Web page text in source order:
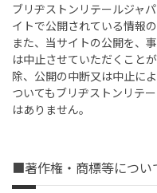
ブリヂストンリテールジャ
イトで公開されている情報
また、当サイトの公開を、
は中止させていただくこと
除、公開の中断又は中止に
ついてもブリヂストンリテ
はありません。
■著作権・商標等につい